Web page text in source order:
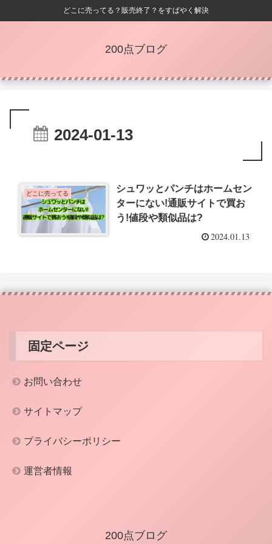
どこに売ってる？販売終了？をすばやく解決
200点ブログ
2024-01-13
どこに売ってる
シュワッとパンチはホームセン
ターにない!通販サイトで買お
う!値段や類似品は?
2024.01.13
固定ページ
お問い合わせ
サイトマップ
プライバシーポリシー
運営者情報
200点ブログ